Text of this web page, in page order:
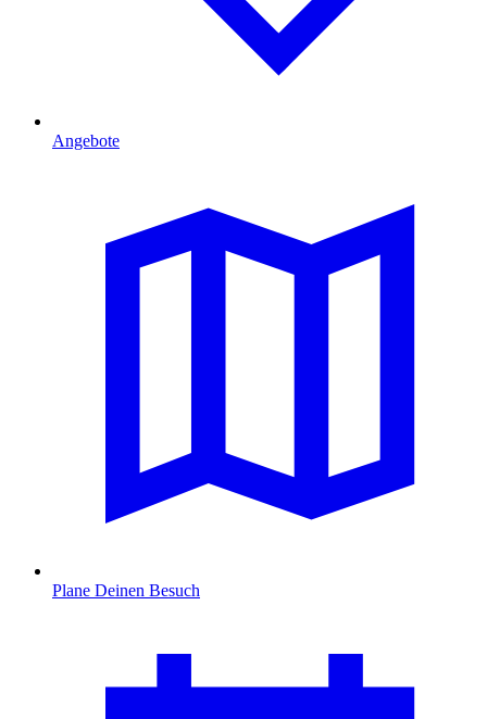
Angebote
Plane Deinen Besuch